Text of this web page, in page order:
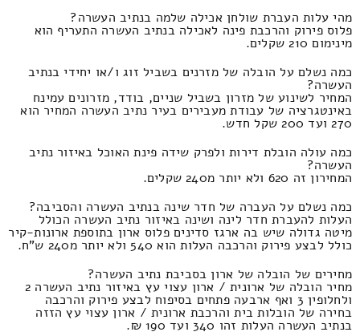
מהי עלות העברת שולחן אכילה שלמה בנתיב העשרה?
פלוס פירוק והרכבת פינה לאכילה בנתיב העשרה התעריף הוא
מינימום 210 שקלים.
כמה נשלם על הובלה של מזרנים בשביל זוג ו/או יחידי בנתיב
העשרה?
המחיר לשינוע של מזרון בשביל שניים, בודד, מזרונים עמינח
באינטגרציה של עבודת מעבירים בעיר נתיב העשרה המחיר הוא
270 ועד 200 שקל חדש.
כמה עולה הובלת דירות ולפרק שידה פינת האוכל באיזור נתיב
העשרה?
המחירון זה 620 ולא יותר מ240 שקלים.
כמה נשלם על העברה של חדר שינה בנתיב העשרה והסביבה?
העלות להעברת חדר לינה ושינה באיזור נתיב העשרה הכולל
מיטה גדולה שיש בה ארגז סדינים פלוס ארון בתוספת ארונות-קיר
כולל לבצע פירוק והרכבה העלות הוא 540 ולא יותר מ240 ש"ח.
מחירים של הובלה של ארון בסביבת נתיב העשרה?
מחיר הובלה של ארונית / ארון עצוי עץ באיזור נתיב העשרה 2
ולחלופין 3 ואף ארבעה פתחים בסיפוח לבצע פירוק והרכבה
בחירה של הובלות בית והרכבת ארונית / ארון עצוי עץ הזזה
בנתיב העשרה העלות זהו 340 ועד 190 ₪.